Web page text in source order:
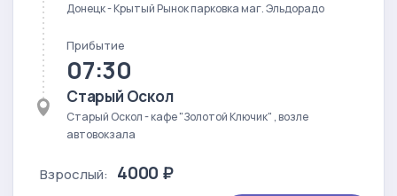
Донецк - Крытый Рынок парковка маг. Эльдорадо
Прибытие
07:30
Старый Оскол
Старый Оскол - кафе "Золотой Ключик" , возле
автовокзала
Взрослый: 4000 ₽